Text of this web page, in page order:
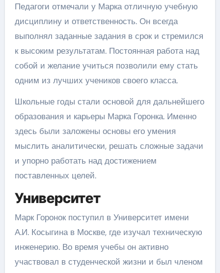
Педагоги отмечали у Марка отличную учебную
дисциплину и ответственность. Он всегда
выполнял заданные задания в срок и стремился
к высоким результатам. Постоянная работа над
собой и желание учиться позволили ему стать
одним из лучших учеников своего класса.
Школьные годы стали основой для дальнейшего
образования и карьеры Марка Горонка. Именно
здесь были заложены основы его умения
мыслить аналитически, решать сложные задачи
и упорно работать над достижением
поставленных целей.
Университет
Марк Горонок поступил в Университет имени
А.И. Косыгина в Москве, где изучал техническую
инженерию. Во время учебы он активно
участвовал в студенческой жизни и был членом